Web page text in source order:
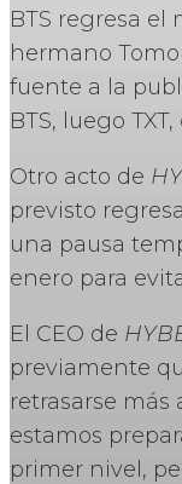
BTS regresa el
hermano
fuente a la
BTS, luego TXT,
Otro acto de
previsto
una pausa
enero para
El CEO de
previamente
retrasarse más
estamos
primer nivel,